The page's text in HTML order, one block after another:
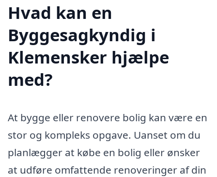
Hvad kan en
Byggesagkyndig i
Klemensker hjælpe
med?
At bygge eller renovere bolig kan være en
stor og kompleks opgave. Uanset om du
planlægger at købe en bolig eller ønsker
at udføre omfattende renoveringer af din